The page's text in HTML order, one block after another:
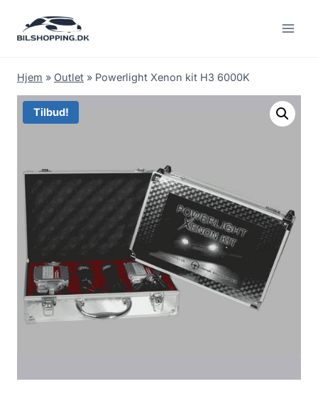
Hjem » Outlet » Powerlight Xenon kit H3 6000K
Tilbud!